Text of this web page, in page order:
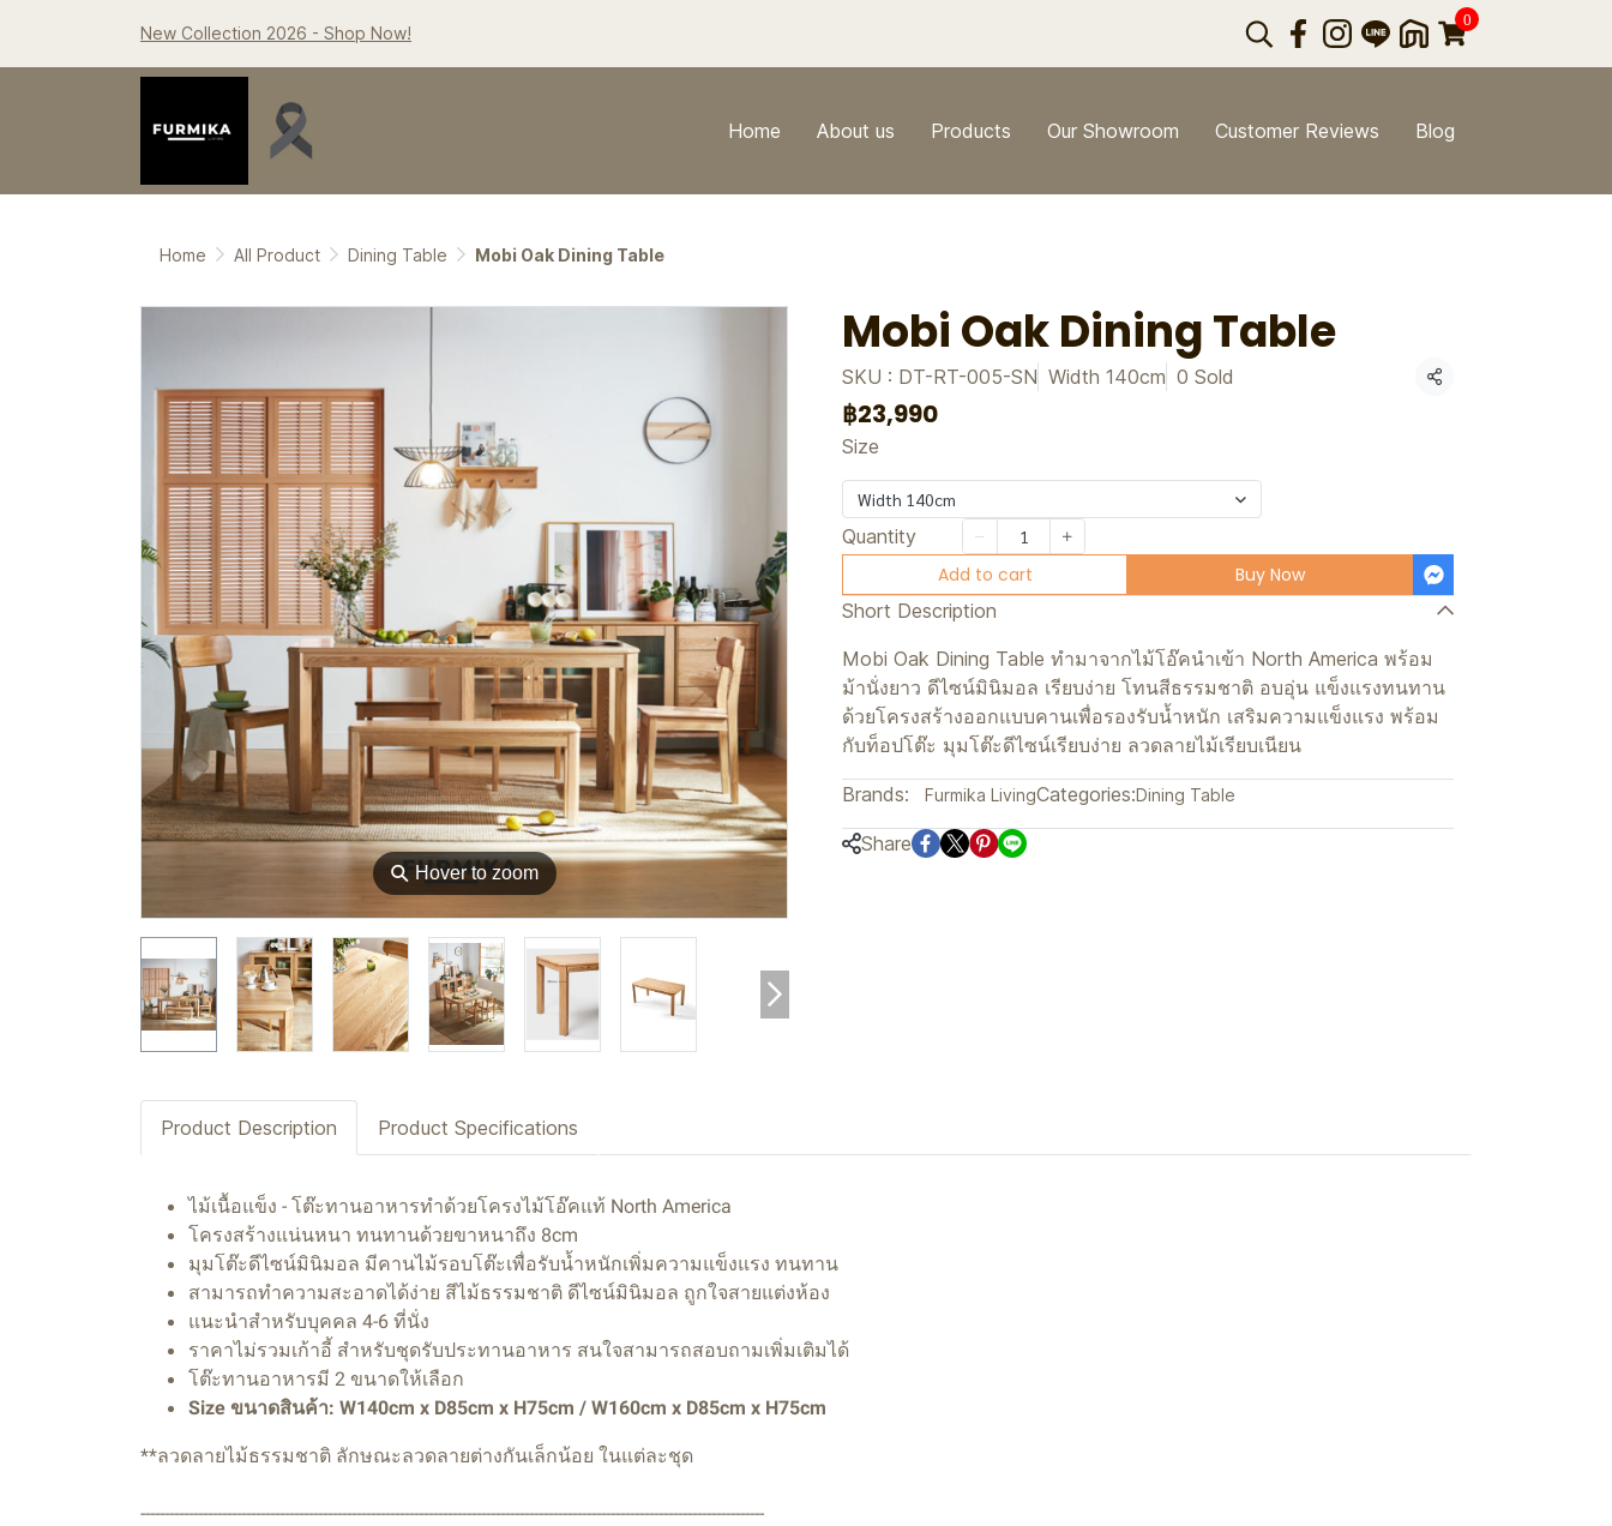
New Collection 2026 - Shop Now!
0
Home About us Products Our Showroom Customer Reviews Blog
Home All Product Dining Table Mobi Oak Dining Table
⚲Hover to zoom
Mobi Oak Dining Table
SKU : DT-RT-005-SN Width 140cm 0 Sold Share
฿23,990
Size
Width 140cm
Quantity
Add to cart
Buy Now
Short Description
Mobi Oak Dining Table ทำมาจากไม้โอ๊คนำเข้า North America พร้อม
ม้านั่งยาว ดีไซน์มินิมอล เรียบง่าย โทนสีธรรมชาติ อบอุ่น แข็งแรงทนทาน
ด้วยโครงสร้างออกแบบคานเพื่อรองรับน้ำหนัก เสริมความแข็งแรง พร้อม
กับท็อปโต๊ะ มุมโต๊ะดีไซน์เรียบง่าย ลวดลายไม้เรียบเนียน
Brands: Furmika LivingCategories:Dining Table
Share
Product Description Product Specifications
ไม้เนื้อแข็ง - โต๊ะทานอาหารทำด้วยโครงไม้โอ๊คแท้ North America
โครงสร้างแน่นหนา ทนทานด้วยขาหนาถึง 8cm
มุมโต๊ะดีไซน์มินิมอล มีคานไม้รอบโต๊ะเพื่อรับน้ำหนักเพิ่มความแข็งแรง ทนทาน
สามารถทำความสะอาดได้ง่าย สีไม้ธรรมชาติ ดีไซน์มินิมอล ถูกใจสายแต่งห้อง
แนะนำสำหรับบุคคล 4-6 ที่นั่ง
ราคาไม่รวมเก้าอี้ สำหรับชุดรับประทานอาหาร สนใจสามารถสอบถามเพิ่มเติมได้
โต๊ะทานอาหารมี 2 ขนาดให้เลือก
Size ขนาดสินค้า: W140cm x D85cm x H75cm / W160cm x D85cm x H75cm
**ลวดลายไม้ธรรมชาติ ลักษณะลวดลายต่างกันเล็กน้อย ในแต่ละชุด
----------------------------------------------------------------------------------------------------------------------------------